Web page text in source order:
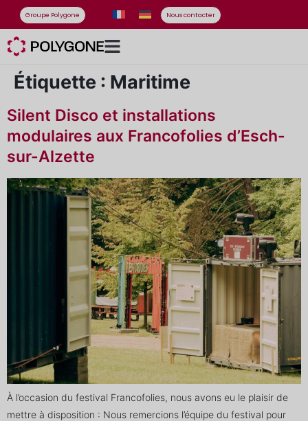
Groupe Polygone Nous contacter
Étiquette : Maritime
Silent Disco et installations
modulaires aux Francofolies d’Esch-
sur-Alzette
À l’occasion du festival Francofolies, nous avons eu le plaisir de
mettre à disposition : Nous remercions l’équipe du festival pour